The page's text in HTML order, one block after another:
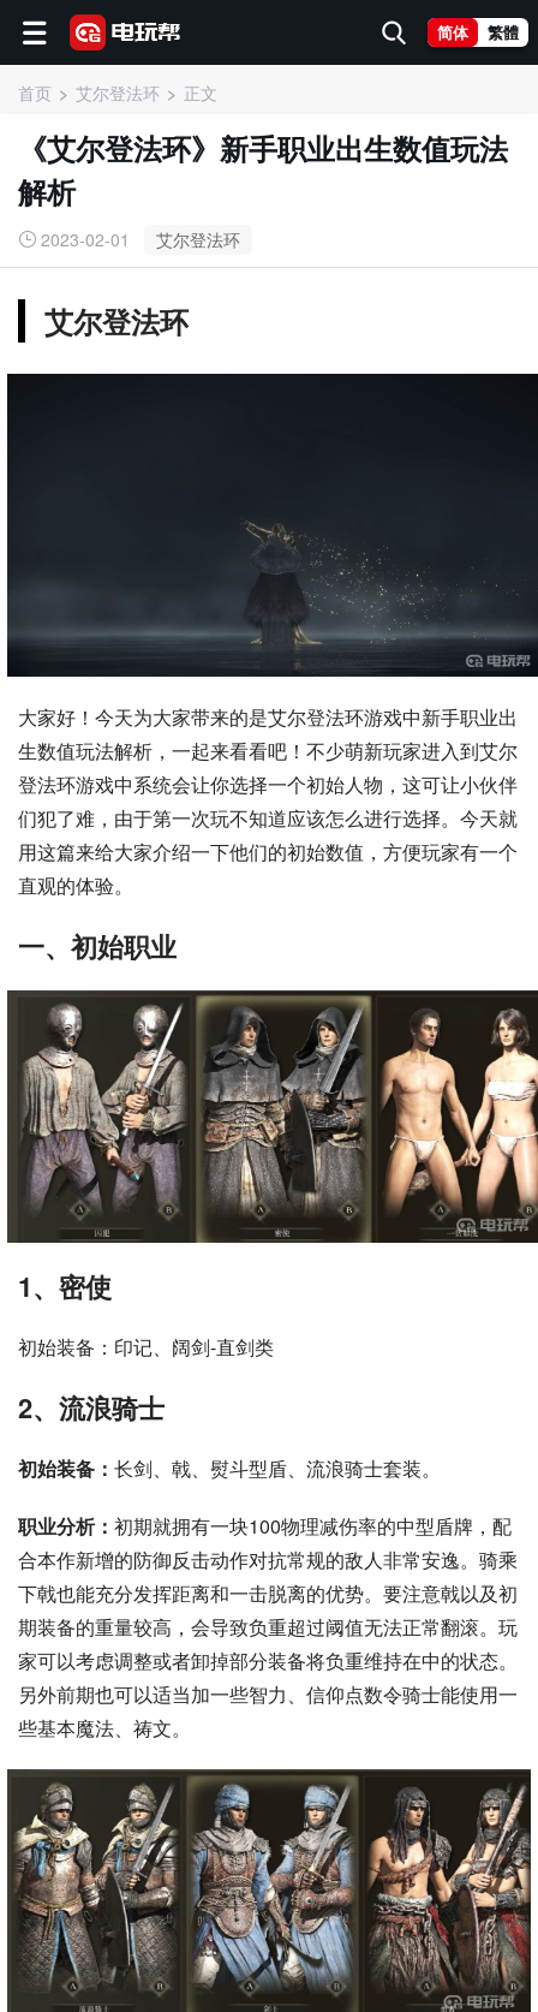
简体 繁體
首页 艾尔登法环 正文
《艾尔登法环》新手职业出生数值玩法
解析
2023-02-01 艾尔登法环
艾尔登法环
大家好！今天为大家带来的是艾尔登法环游戏中新手职业出
生数值玩法解析，一起来看看吧！不少萌新玩家进入到艾尔
登法环游戏中系统会让你选择一个初始人物，这可让小伙伴
们犯了难，由于第一次玩不知道应该怎么进行选择。今天就
用这篇来给大家介绍一下他们的初始数值，方便玩家有一个
直观的体验。
一、初始职业
1、密使
初始装备：印记、阔剑-直剑类
2、流浪骑士
初始装备： 长剑、戟、熨斗型盾、流浪骑士套装。
职业分析： 初期就拥有一块100物理减伤率的中型盾牌，配
合本作新增的防御反击动作对抗常规的敌人非常安逸。骑乘
下戟也能充分发挥距离和一击脱离的优势。要注意戟以及初
期装备的重量较高，会导致负重超过阈值无法正常翻滚。玩
家可以考虑调整或者卸掉部分装备将负重维持在中的状态。
另外前期也可以适当加一些智力、信仰点数令骑士能使用一
些基本魔法、祷文。